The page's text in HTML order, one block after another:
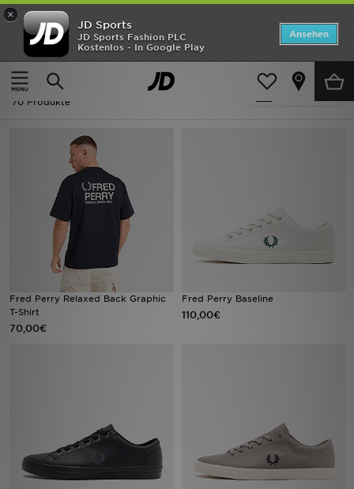
×
JD Sports
JD Sports Fashion PLC
Kostenlos - In Google Play
Ansehen
Startseite
Herren
verfeinern
Herren - Fred Perry
70 Produkte
Fred Perry Relaxed Back Graphic
T-Shirt
70,00€
Fred Perry Baseline
110,00€
Startseite
ANGEBOTE
Marken
Damen
Bestsellers
JD Exklusives
Geschenkkarte